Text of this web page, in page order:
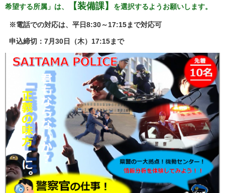
希望する所属」は、
【装備課】 を選択するようお願いします。
※電話での対応は、平日8:30～17:15まで対応可
申込締切：7月30日（木）17:15まで